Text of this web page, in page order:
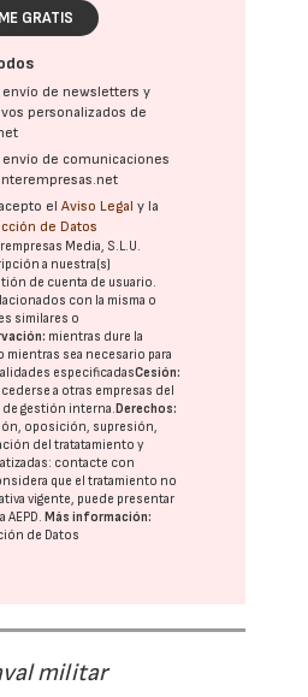
GRATIS
de newsletters y
personalizados de
de comunicaciones
elAviso Legal y la
de Datos
Media, S.L.U.
a nuestra(s)
de cuenta de usuario.
con la misma o
similares o
mientras dure la
mientras sea necesario para
especificadasCesión:
a otras empresas del
gestión interna.Derechos:
oposición, supresión,
del tratatamiento y
contacte con
que el tratamiento no
vigente, puede presentar
AEPD.Más información:
de Datos
militar